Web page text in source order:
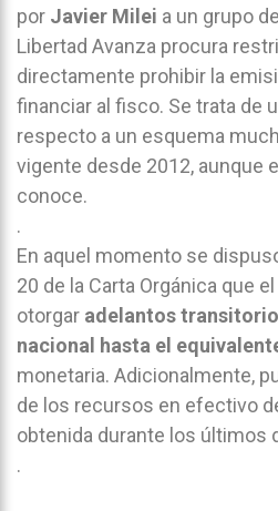
por Javier Milei a un grupo
Libertad Avanza procura
directamente prohibir la
financiar al fisco. Se trata de
respecto a un esquema
vigente desde 2012, aunque
conoce.
.
En aquel momento se
20 de la Carta Orgánica que
otorgar adelantos
nacional hasta el
monetaria. Adicionalmente,
de los recursos en efectivo
obtenida durante los últimos
.